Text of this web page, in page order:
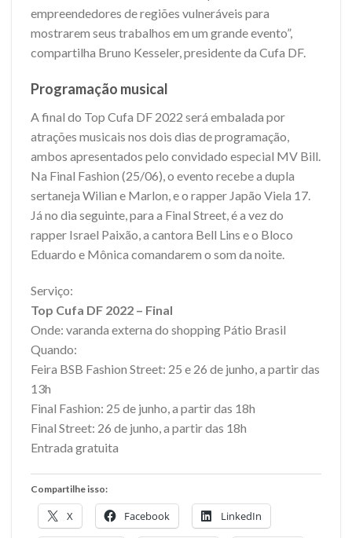
empreendedores de regiões vulneráveis para
mostrarem seus trabalhos em um grande evento”,
compartilha Bruno Kesseler, presidente da Cufa DF.
Programação musical
A final do Top Cufa DF 2022 será embalada por
atrações musicais nos dois dias de programação,
ambos apresentados pelo convidado especial MV Bill.
Na Final Fashion (25/06), o evento recebe a dupla
sertaneja Wilian e Marlon, e o rapper Japão Viela 17.
Já no dia seguinte, para a Final Street, é a vez do
rapper Israel Paixão, a cantora Bell Lins e o Bloco
Eduardo e Mônica comandarem o som da noite.
Serviço:
Top Cufa DF 2022 – Final
Onde: varanda externa do shopping Pátio Brasil
Quando:
Feira BSB Fashion Street: 25 e 26 de junho, a partir das
13h
Final Fashion: 25 de junho, a partir das 18h
Final Street: 26 de junho, a partir das 18h
Entrada gratuita
Compartilhe isso:
X Facebook LinkedIn